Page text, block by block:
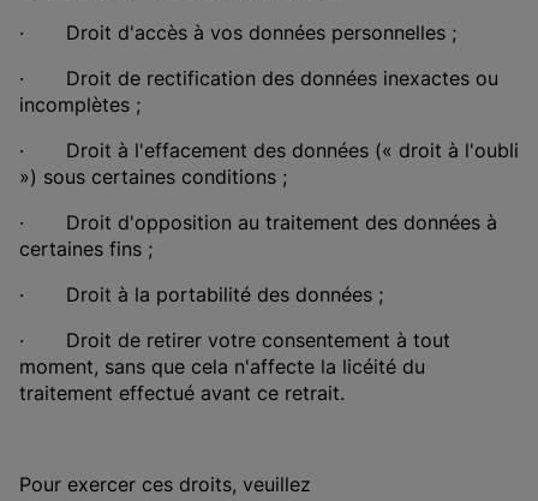
· Droit d'accès à vos données personnelles ;
· Droit de rectification des données inexactes ou
incomplètes ;
· Droit à l'effacement des données (« droit à l'oubli
») sous certaines conditions ;
· Droit d'opposition au traitement des données à
certaines fins ;
· Droit à la portabilité des données ;
· Droit de retirer votre consentement à tout
moment, sans que cela n'affecte la licéité du
traitement effectué avant ce retrait.
Pour exercer ces droits, veuillez